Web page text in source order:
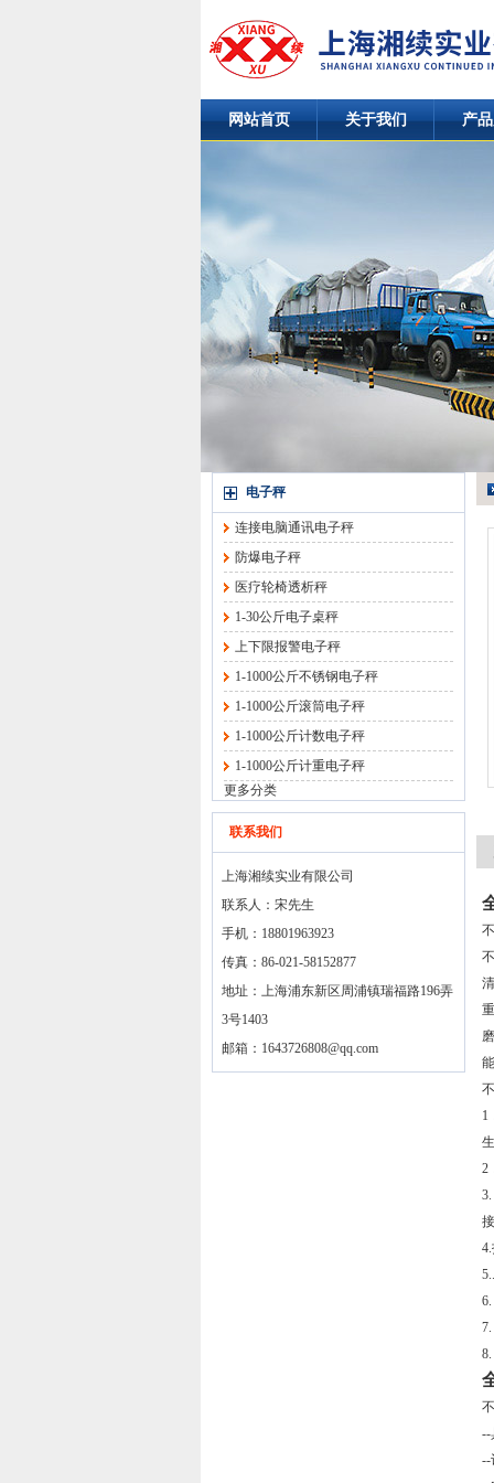
网站首页 关于我们 产
电子秤
连接电脑通讯电子秤
防爆电子秤
医疗轮椅透析秤
1-30公斤电子桌秤
上下限报警电子秤
1-1000公斤不锈钢电子秤
1-1000公斤滚筒电子秤
1-1000公斤计数电子秤
1-1000公斤计重电子秤
更多分类
联系我们
上海湘续实业有限公司
联系人：宋先生
手机：18801963923
传真：86-021-58152877
地址：上海浦东新区周浦镇瑞福路196弄
3号1403
邮箱： 1643726808@qq.com
1
2
--
--